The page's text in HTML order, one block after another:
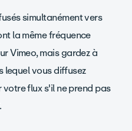
simultanément vers
la même fréquence
Vimeo, mais gardez à
lequel vous diffusez
flux s'il ne prend pas